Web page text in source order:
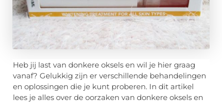
Heb jij last van donkere oksels en wil je hier graag
vanaf? Gelukkig zijn er verschillende behandelingen
en oplossingen die je kunt proberen. In dit artikel
lees je alles over de oorzaken van donkere oksels en